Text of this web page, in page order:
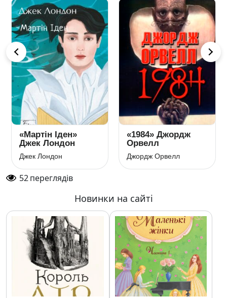
«Мартін Іден»
Джек Лондон
Джек Лондон
«1984» Джордж
Орвелл
Джордж Орвелл
52переглядів
Новинки на сайті